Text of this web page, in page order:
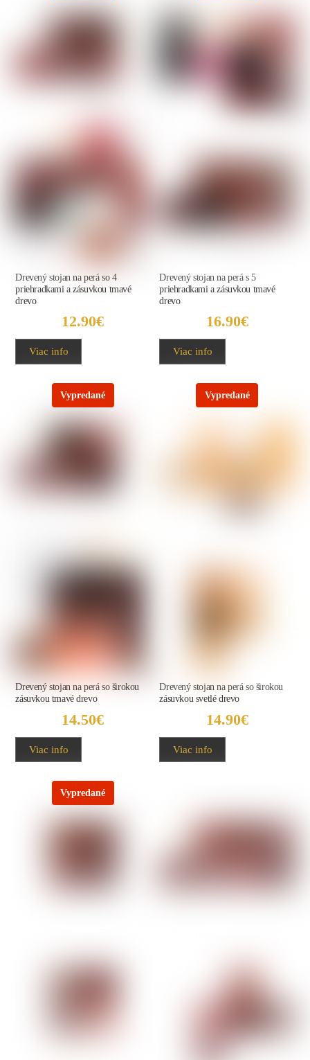
Drevený stojan na perá so 4
priehradkami a zásuvkou tmavé
drevo
12.90€
Viac info
Drevený stojan na perá s 5
priehradkami a zásuvkou tmavé
drevo
16.90€
Viac info
Vypredané
Drevený stojan na perá so širokou
zásuvkou tmavé drevo
14.50€
Viac info
Vypredané
Drevený stojan na perá so širokou
zásuvkou svetlé drevo
14.90€
Viac info
Vypredané